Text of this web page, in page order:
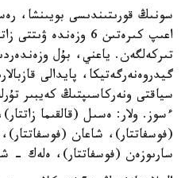
سونىڭ قورىتىندىسى بويىنشا،
تىركەلگەن. ياعني، بۇل
گيدروەنەرگەتيكا، پايدالى
سياقتى ونەركاسىپتىڭ كەيبىر
ءسوز. ولار: ەسىل (قالقىما
(فوسفاتتار)، شاعان
سارىوزەن (فوسفاتتار)، ەلەك -